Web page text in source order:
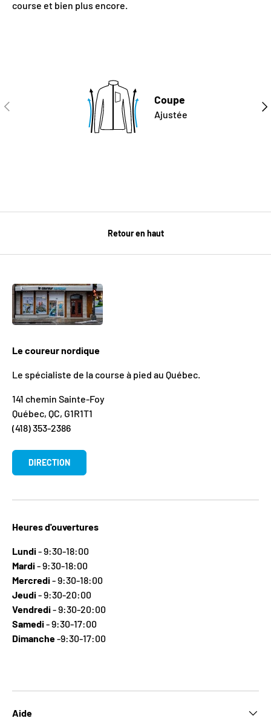
course et bien plus encore.
PRÉCÉDENT Coupe
Ajustée
Retour en haut
Le coureur nordique
Le spécialiste de la course à pied au Québec.
141 chemin Sainte-Foy
Québec, QC, G1R1T1
(418) 353-2386
DIRECTION
Heures d'ouvertures
Lundi- 9:30-18:00
Mardi- 9:30-18:00
Mercredi- 9:30-18:00
Jeudi- 9:30-20:00
Vendredi- 9:30-20:00
Samedi- 9:30-17:00
Dimanche-9:30-17:00
Aide